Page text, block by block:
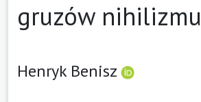
gruzów nihilizmu
Henryk Benisz